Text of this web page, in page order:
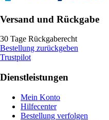
Versand und Rückgabe
30 Tage Rückgaberecht
Bestellung zurückgeben
Trustpilot
Dienstleistungen
Mein Konto
Hilfecenter
Bestellung verfolgen